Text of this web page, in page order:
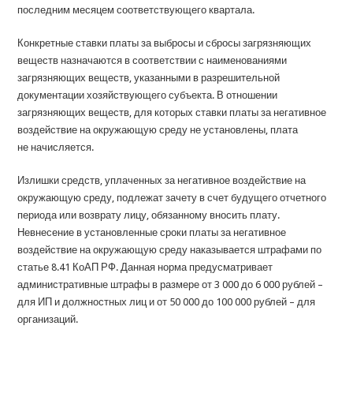
последним месяцем соответствующего квартала.
Конкретные ставки платы за выбросы и сбросы загрязняющих
веществ назначаются в соответствии с наименованиями
загрязняющих веществ, указанными в разрешительной
документации хозяйствующего субъекта. В отношении
загрязняющих веществ, для которых ставки платы за негативное
воздействие на окружающую среду не установлены, плата
не начисляется.
Излишки средств, уплаченных за негативное воздействие на
окружающую среду, подлежат зачету в счет будущего отчетного
периода или возврату лицу, обязанному вносить плату.
Невнесение в установленные сроки платы за негативное
воздействие на окружающую среду наказывается штрафами по
статье 8.41 КоАП РФ. Данная норма предусматривает
административные штрафы в размере от 3 000 до 6 000 рублей –
для ИП и должностных лиц и от 50 000 до 100 000 рублей – для
организаций.